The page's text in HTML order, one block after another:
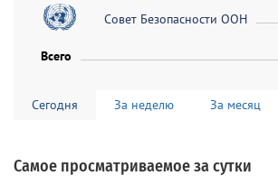
Совет Безопасности ООН
Всего
Сегодня За неделю За месяц
Самое просматриваемое за сутки